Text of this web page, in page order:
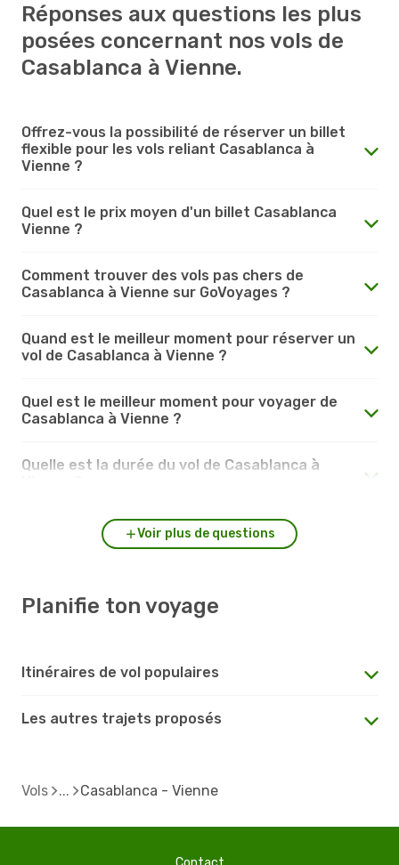
Réponses aux questions les plus
posées concernant nos vols de
Casablanca à Vienne.
Offrez-vous la possibilité de réserver un billet
flexible pour les vols reliant Casablanca à
Vienne ?
Quel est le prix moyen d'un billet Casablanca
Vienne ?
Comment trouver des vols pas chers de
Casablanca à Vienne sur GoVoyages ?
Quand est le meilleur moment pour réserver un
vol de Casablanca à Vienne ?
Quel est le meilleur moment pour voyager de
Casablanca à Vienne ?
Quelle est la durée du vol de Casablanca à
Voir plus de questions
Planifie ton voyage
Itinéraires de vol populaires
Les autres trajets proposés
Vols Casablanca - Vienne